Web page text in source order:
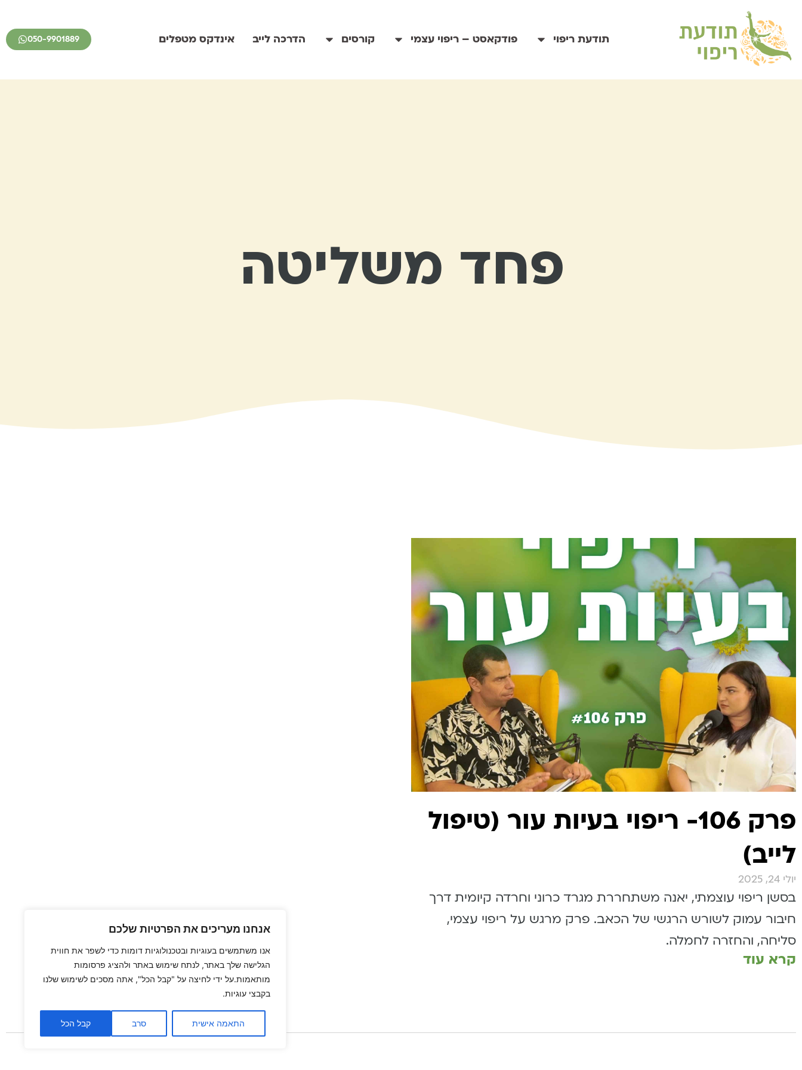
אנחנו מעריכים את הפרטיות שלכם
אנו משתמשים בעוגיות ובטכנולוגיות דומות כדי לשפר את חווית
הגלישה שלך באתר, לנתח שימוש באתר ולהציג פרסומות
מותאמות.על ידי לחיצה על "קבל הכל", אתה מסכים לשימוש שלנו
בקבצי עוגיות.
התאמה אישית סרב קבל הכל
תודעת ריפוי פודקאסט – ריפוי עצמי קורסים הדרכה לייב אינדקס מטפלים 050-9901889
פחד משליטה
פרק 106- ריפוי בעיות עור (טיפול
לייב)
יולי 24, 2025
בסשן ריפוי עוצמתי, יאנה משתחררת מגרד כרוני וחרדה קיומית דרך
חיבור עמוק לשורש הרגשי של הכאב. פרק מרגש על ריפוי עצמי,
סליחה, והחזרה לחמלה.
קרא עוד